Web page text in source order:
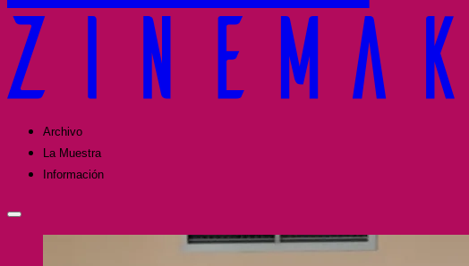
Archivo
La Muestra
Información